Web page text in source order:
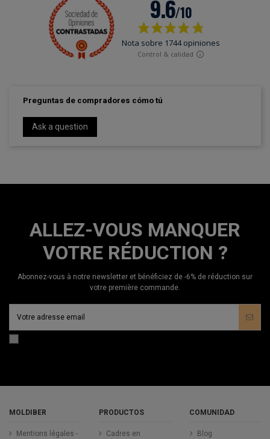
Preguntas de compradores cómo tú
Ask a question
ALLEZ-VOUS MANQUER
VOTRE RÉDUCTION ?
Abonnez-vous à notre newsletter et bénéficiez de -6% de réduction sur
votre première commande.
MOLDIBER
Mentions légales -
PRODUCTOS
Cadres en
COMUNIDAD
Blog